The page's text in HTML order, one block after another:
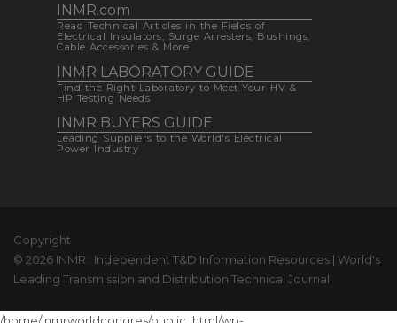
INMR.com
Read Technical Articles in the Fields of
Electrical Insulators, Surge Arresters, Bushings,
Cable Accessories & More
INMR LABORATORY GUIDE
Find the Right Laboratory to Meet Your HV &
HP Testing Needs
INMR BUYERS GUIDE
Leading Suppliers to the World's Electrical
Power Industry
Copyright
© 2026 INMR : Independent T&D Information Resources | World's
Leading Transmission and Distribution Technical Journal